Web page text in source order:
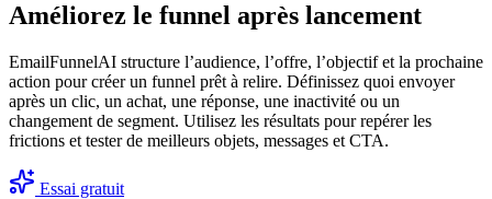
Améliorez le funnel après lancement
EmailFunnelAI structure l’audience, l’offre, l’objectif et la prochaine
action pour créer un funnel prêt à relire. Définissez quoi envoyer
après un clic, un achat, une réponse, une inactivité ou un
changement de segment. Utilisez les résultats pour repérer les
frictions et tester de meilleurs objets, messages et CTA.
Essai gratuit